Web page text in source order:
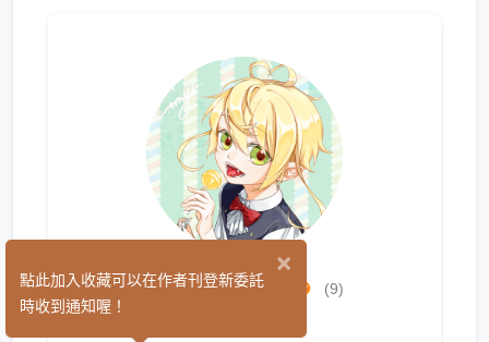
cornyu裕米 (9)
×
點此加入收藏可以在作者刊登新委託
時收到通知喔！